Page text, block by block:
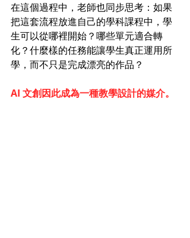
在這個過程中，老師也同步思考：如果
把這套流程放進自己的學科課程中，學
生可以從哪裡開始？哪些單元適合轉
化？什麼樣的任務能讓學生真正運用所
學，而不只是完成漂亮的作品？
AI 文創因此成為一種教學設計的媒介。